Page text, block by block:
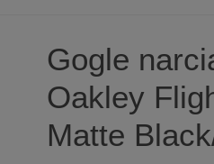
Gogle
Oakley
Matte